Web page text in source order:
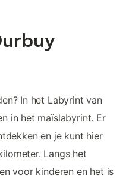
In het Labyrint van
in het maïslabyrint. Er
en je kunt hier
Langs het
voor kinderen en het is